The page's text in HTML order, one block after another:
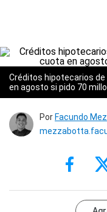
Créditos hipotecarios
en agosto si pido 70
Por Facundo